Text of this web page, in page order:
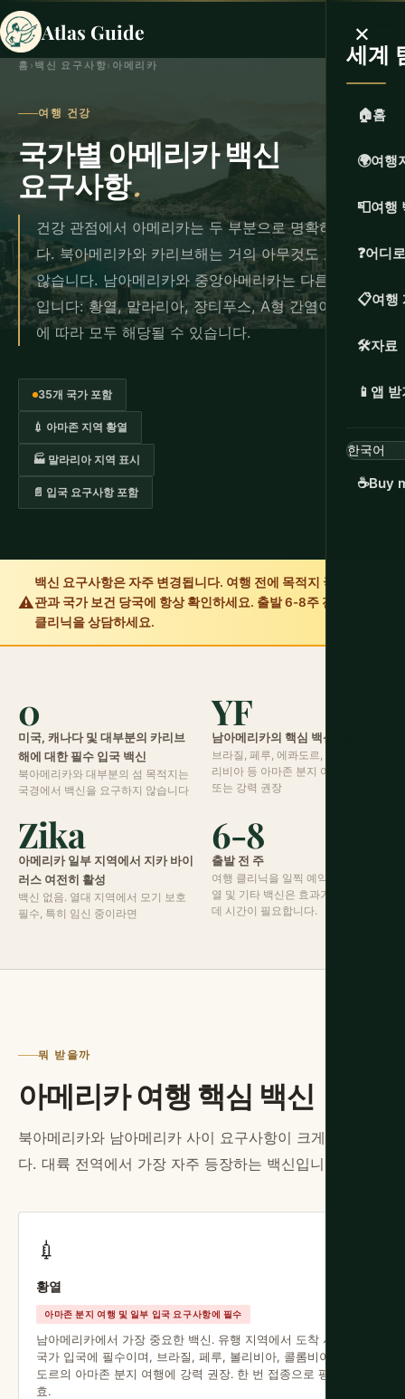
Atlas Guide ×
세계
🏠홈
🌍여행
📮여행
❓어디
📋여행
🛠️자료
📱 앱 받
☕Buy
홈 › 백신 요구사항› 아메리카
여행 건강
국가별 아메리카 백신
요구사항.
건강 관점에서 아메리카는 두 부분으로 명확히 나뉩니
다. 북아메리카와 카리브해는 거의 아무것도 요구하지
않습니다. 남아메리카와 중앙아메리카는 다른 이야기
입니다: 황열, 말라리아, 장티푸스, A형 간염이 가는 곳
에 따라 모두 해당될 수 있습니다.
35개 국가 포함
💉 아마존 지역 황열
🏭 말라리아 지역 표시
📄 입국 요구사항 포함
⚠️
백신 요구사항은 자주 변경됩니다. 여행 전에 목적지 국가 대사
관과 국가 보건 당국에 항상 확인하세요. 출발 6-8주 전에 여행
클리닉을 상담하세요.
0
미국, 캐나다 및 대부분의 카리브
해에 대한 필수 입국 백신
북아메리카와 대부분의 섬 목적지는
국경에서 백신을 요구하지 않습니다
YF
남아메리카의 핵심 백신: 황열
브라질, 페루, 에콰도르, 콜롬비아, 볼
리비아 등 아마존 분지 여행에 필수
또는 강력 권장
Zika
아메리카 일부 지역에서 지카 바이
러스 여전히 활성
백신 없음. 열대 지역에서 모기 보호
필수, 특히 임신 중이라면
6-8
출발 전 주
여행 클리닉을 일찍 예약하세요. 황
열 및 기타 백신은 효과가 나타나는
데 시간이 필요합니다.
뭐 받을까
아메리카 여행 핵심 백신
북아메리카와 남아메리카 사이 요구사항이 크게 다릅니
다. 대륙 전역에서 가장 자주 등장하는 백신입니다.
💉
황열
아마존 분지 여행 및 일부 입국 요구사항에 필수
남아메리카에서 가장 중요한 백신. 유행 지역에서 도착 시 여러
국가 입국에 필수이며, 브라질, 페루, 볼리비아, 콜롬비아, 에콰
도르의 아마존 분지 여행에 강력 권장. 한 번 접종으로 평생 유
효.